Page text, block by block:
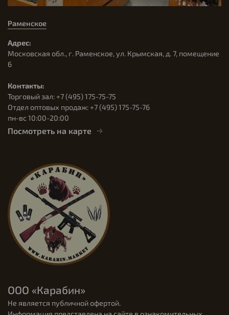
Раменское
Адрес:
Московская обл., г. Раменское, ул. Крымская, д. 7, помещение
6
Контакты:
Торговый зал: +7 (495) 175-75-75
Отдел оптовых продаж: +7 (495) 175-75-76
пн-вс 10:00-20:00
Посмотреть на карте
ООО «Карабин»
Не является публичной офертой.